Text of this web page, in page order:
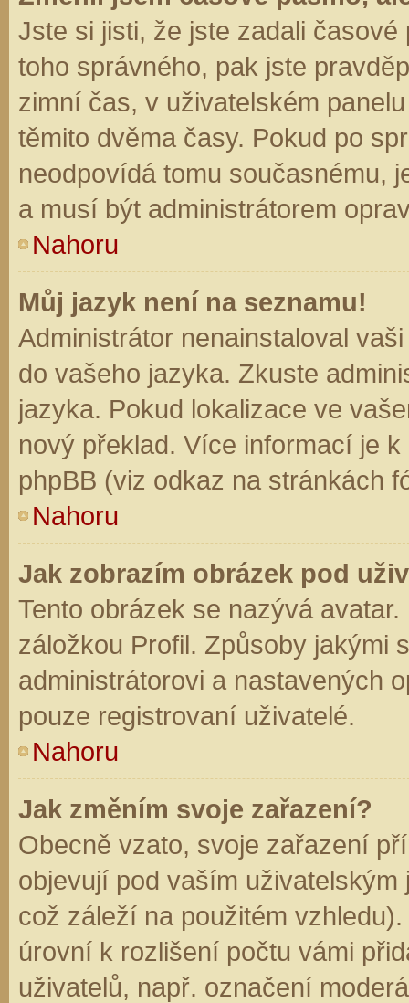
Jste si jisti, že jste zadali
toho správného, pak jste
zimní čas, v uživatelském
těmito dvěma časy. Pokud po
neodpovídá tomu současnému,
a musí být administrátorem
Nahoru
Můj jazyk není na seznamu!
Administrátor nenainstaloval
do vašeho jazyka. Zkuste
jazyka. Pokud lokalizace ve
nový překlad. Více informací je
phpBB (viz odkaz na stránkách
Nahoru
Jak zobrazím obrázek pod
Tento obrázek se nazývá
záložkou Profil. Způsoby jakými
administrátorovi a nastavených
pouze registrovaní uživatelé.
Nahoru
Jak změním svoje zařazení?
Obecně vzato, svoje zařazení
objevují pod vaším
což záleží na použitém
úrovní k rozlišení počtu vámi
uživatelů, např. označení